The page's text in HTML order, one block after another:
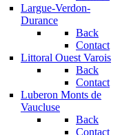
Largue-Verdon-
Durance
Back
Contact
Littoral Ouest Varois
Back
Contact
Luberon Monts de
Vaucluse
Back
Contact